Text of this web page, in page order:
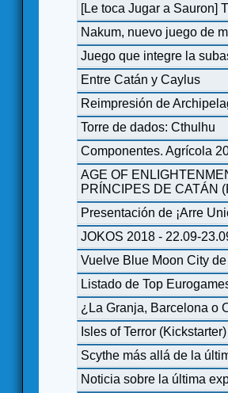
[Le toca Jugar a Sauron]
Nakum, nuevo juego de
Juego que integre la
Entre Catán y Caylus
Reimpresión de
Torre de dados: Cthulhu
Componentes. Agrícola
AGE OF
PRÍNCIPES DE CATÁN
Presentación de ¡Arre
JOKOS 2018 - 22.09-
Vuelve Blue Moon City
Listado de Top
¿La Granja, Barcelona o
Isles of Terror (Kickstarter)
Scythe más allá de la
Noticia sobre la última